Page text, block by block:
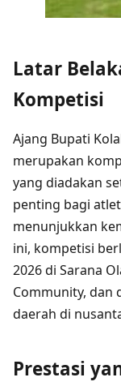
Latar
Kompetisi
Ajang Bupati
merupakan
yang diadakan
penting bagi
menunjukkan
ini, kompetisi
2026 di Sarana
Community, dan
daerah di
Prestasi